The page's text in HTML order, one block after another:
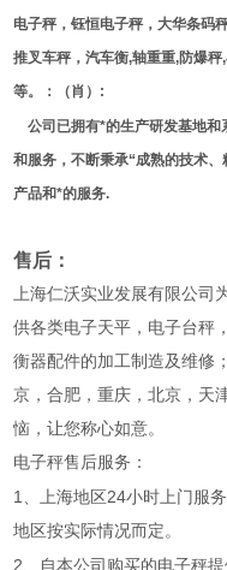
电子秤，钰恒电子秤，大华条码
推叉车秤，汽车衡,轴重重,防爆
等。：（肖）:
公司已拥有*的生产研发基地
和服务，不断秉承“成熟的技术
产品和*的服务.
售后：
上海仁沃实业发展有限公司
供各类电子天平，电子台秤
衡器配件的加工制造及维修
京，合肥，重庆，北京，天
恼，让您称心如意。
电子秤售后服务：
1 、上海地区24小时上门服
地区按实际情况而定。
2、自本公司购买的电子秤